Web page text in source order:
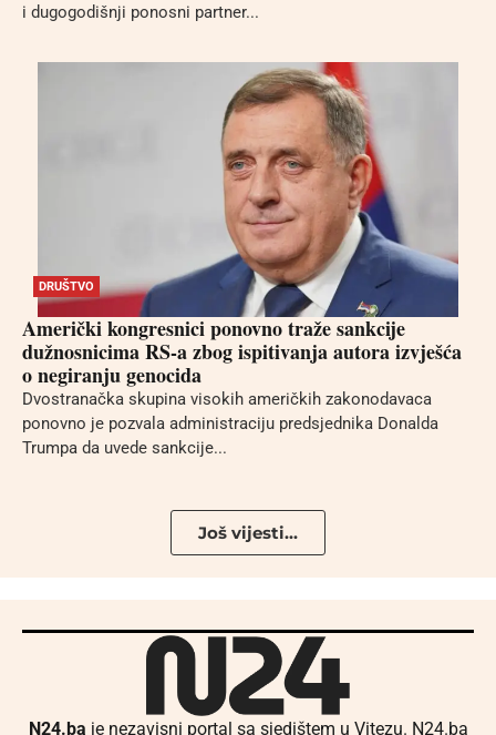
i dugogodišnji ponosni partner...
DRUŠTVO
Američki kongresnici ponovno traže sankcije
dužnosnicima RS-a zbog ispitivanja autora izvješća
o negiranju genocida
Dvostranačka skupina visokih američkih zakonodavaca
ponovno je pozvala administraciju predsjednika Donalda
Trumpa da uvede sankcije...
Još vijesti...
N24.ba je nezavisni portal sa sjedištem u Vitezu. N24.ba